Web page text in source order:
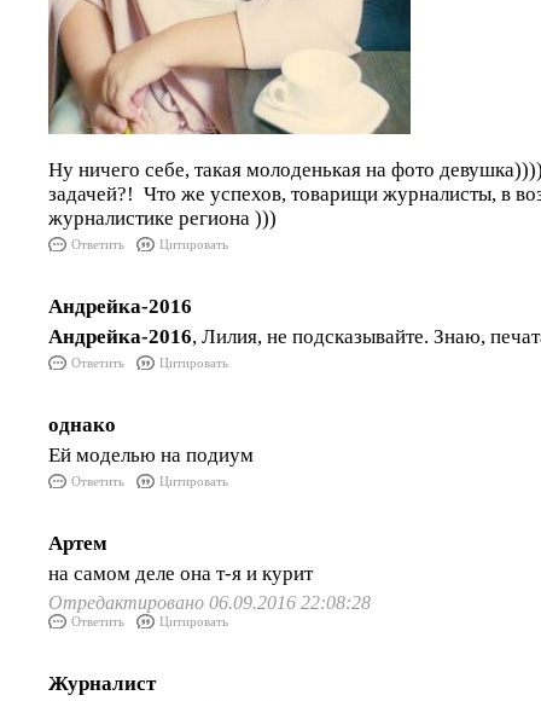
Ну ничего себе, такая молоденькая на фото
задачей?! Что же успехов, товарищи журналисты, в
журналистике региона )))
Ответить Цитировать
Андрейка-2016
Андрейка-2016, Лилия, не подсказывайте. Знаю,
Ответить Цитировать
однако
Ей моделью на подиум
Ответить Цитировать
Артем
на самом деле она т-я и курит
Отредактировано 06.09.2016 22:08:28
Ответить Цитировать
Журналист